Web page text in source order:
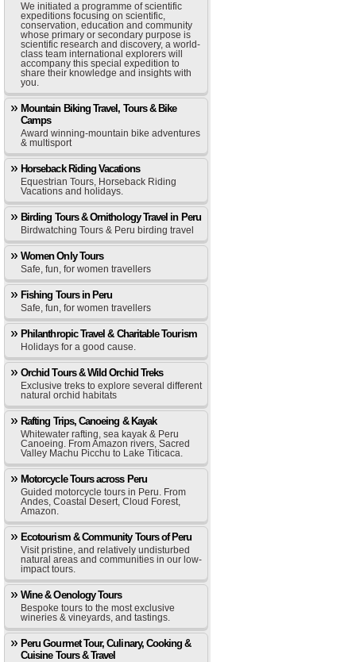
We initiated a programme of scientific
expeditions focusing on scientific,
conservation, education and community
whose primary or secondary purpose is
scientific research and discovery, a world-
class team international explorers will
accompany this special expedition to
share their knowledge and insights with
you.
Mountain Biking Travel, Tours & Bike
Camps
Award winning-mountain bike adventures
& multisport
Horseback Riding Vacations
Equestrian Tours, Horseback Riding
Vacations and holidays.
Birding Tours & Ornithology Travel in Peru
Birdwatching Tours & Peru birding travel
Women Only Tours
Safe, fun, for women travellers
Fishing Tours in Peru
Safe, fun, for women travellers
Philanthropic Travel & Charitable Tourism
Holidays for a good cause.
Orchid Tours & Wild Orchid Treks
Exclusive treks to explore several different
natural orchid habitats
Rafting Trips, Canoeing & Kayak
Whitewater rafting, sea kayak & Peru
Canoeing. From Amazon rivers, Sacred
Valley Machu Picchu to Lake Titicaca.
Motorcycle Tours across Peru
Guided motorcycle tours in Peru. From
Andes, Coastal Desert, Cloud Forest,
Amazon.
Ecotourism & Community Tours of Peru
Visit pristine, and relatively undisturbed
natural areas and communities in our low-
impact tours.
Wine & Oenology Tours
Bespoke tours to the most exclusive
wineries & vineyards, and tastings.
Peru Gourmet Tour, Culinary, Cooking &
Cuisine Tours & Travel